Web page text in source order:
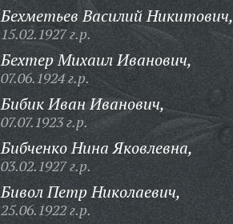
Бехметьев Василий Никитович,
15.02.1927 г.р.
Бехтер Михаил Иванович,
07.06.1924 г.р.
Бибик Иван Иванович,
07.07.1923 г.р.
Бибченко Нина Яковлевна,
03.02.1927 г.р.
Бивол Петр Николаевич,
25.06.1922 г.р.